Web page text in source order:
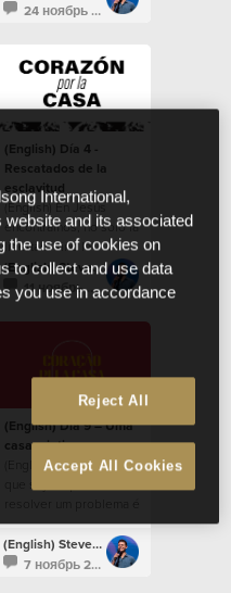
24 ноябрь 2021
(English) Día 4 -
Rescatados de la
esclavitud
(English) En Jesús
encontramos, no solo la
libertad, sino la
capacidad de reflejar a
Dios en la tierra.
(English) Steven Richards
11 ноябрь 2021
(English) Dia 9 – Uma
casa criativa
(English) Qualquer um
uma pessoa criativa.
(English) Steven Richards
7 ноябрь 2020
International,
and its associated
the use of cookies on
to collect and use data
you use in accordance
Reject All
Accept All Cookies